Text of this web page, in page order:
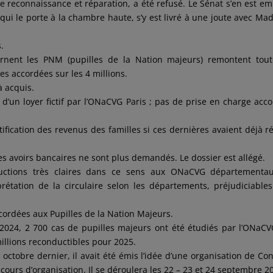
reconnaissance et réparation, a été refusé. Le Sénat s’en est
le porte à la chambre haute, s’y est livré à une joute avec
les PNM (pupilles de la Nation majeurs) remontent
accordées sur les 4 millions.
acquis.
loyer fictif par l’ONaCVG Paris ; pas de prise en charge
des revenus des familles si ces dernières avaient déjà
avoirs bancaires ne sont plus demandés. Le dossier est allégé.
très claires dans ce sens aux ONaCVG
de la circulaire selon les départements,
aux Pupilles de la Nation Majeurs.
2 700 cas de pupilles majeurs ont été étudiés par
reconductibles pour 2025.
dernier, il avait été émis l’idée d’une organisation de
d’organisation. Il se déroulera les 22 – 23 et 24 septembre